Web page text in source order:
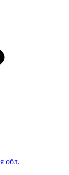
обл.